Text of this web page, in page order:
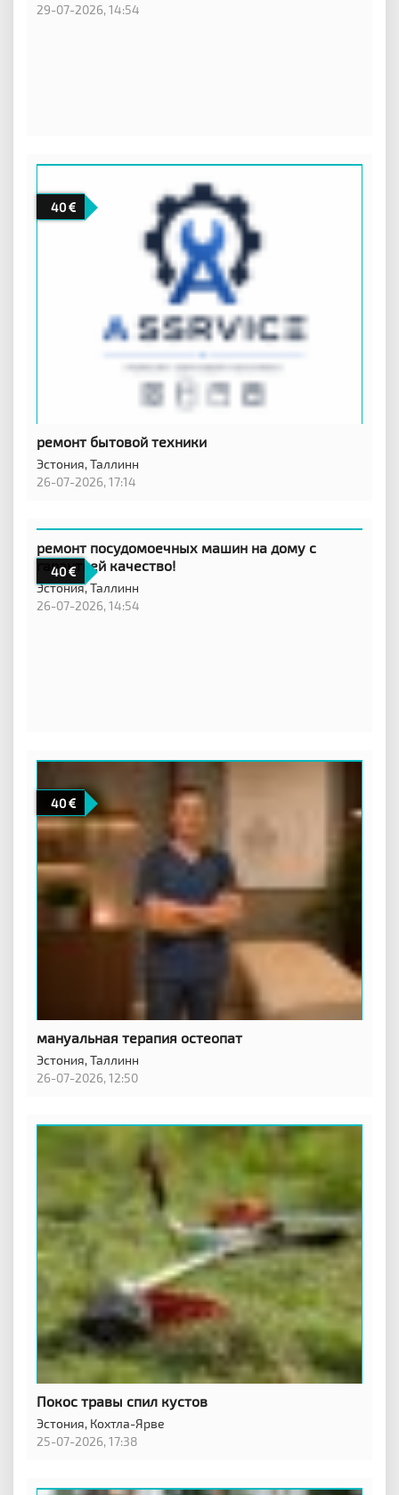
29-07-2026, 14:54
40
ремонт бытовой техники
Эстония,Таллинн
26-07-2026, 17:14
40
ремонт посудомоечных машин на дому с
гарантией качество!
Эстония,Таллинн
26-07-2026, 14:54
40
мануальная терапия остеопат
Эстония,Таллинн
26-07-2026, 12:50
Покос травы спил кустов
Эстония, Кохтла-Ярве
25-07-2026, 17:38